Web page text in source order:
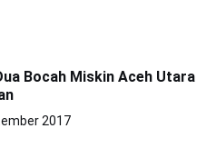
Bocah Miskin Aceh Utara
2017